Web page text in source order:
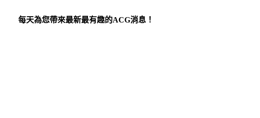
每天為您帶來最新最有趣的ACG消息！